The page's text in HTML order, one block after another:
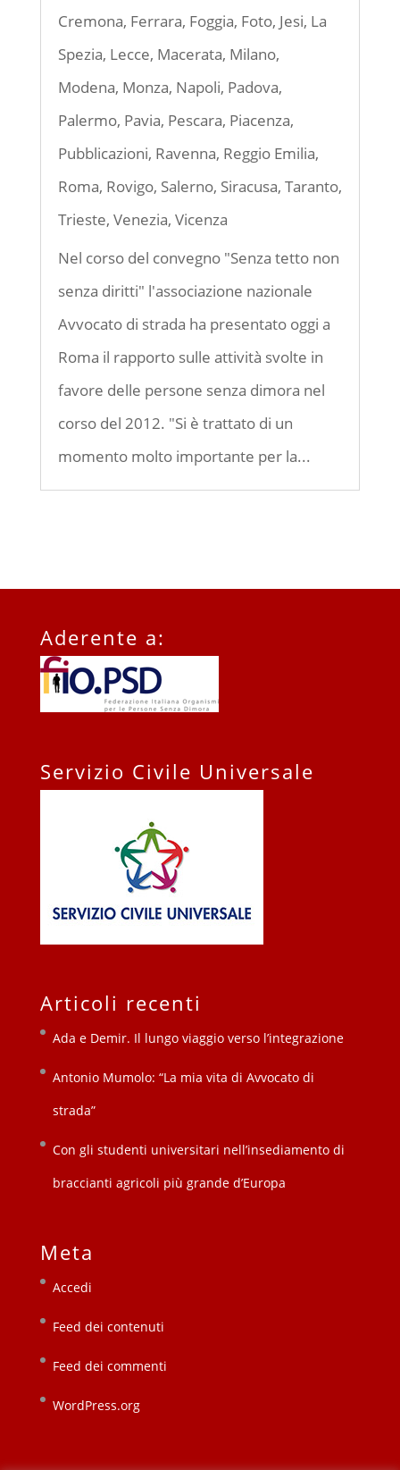
Cremona, Ferrara, Foggia, Foto, Jesi, La
Spezia, Lecce, Macerata, Milano,
Modena, Monza, Napoli, Padova,
Palermo, Pavia, Pescara, Piacenza,
Pubblicazioni, Ravenna, Reggio Emilia,
Roma, Rovigo, Salerno, Siracusa, Taranto,
Trieste, Venezia, Vicenza
Nel corso del convegno "Senza tetto non
senza diritti" l'associazione nazionale
Avvocato di strada ha presentato oggi a
Roma il rapporto sulle attività svolte in
favore delle persone senza dimora nel
corso del 2012. "Si è trattato di un
momento molto importante per la...
Aderente a:
Servizio Civile Universale
Articoli recenti
Ada e Demir. Il lungo viaggio verso l’integrazione
Antonio Mumolo: “La mia vita di Avvocato di
strada”
Con gli studenti universitari nell’insediamento di
braccianti agricoli più grande d’Europa
Meta
Accedi
Feed dei contenuti
Feed dei commenti
WordPress.org